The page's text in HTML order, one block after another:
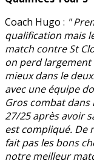
Coach Hugo : "
qualification mais
match contre St
on perd largement
mieux dans le
avec une équipe
Gros combat
27/25 après avoir
est compliqué. De
fait pas les bons
notre meilleur